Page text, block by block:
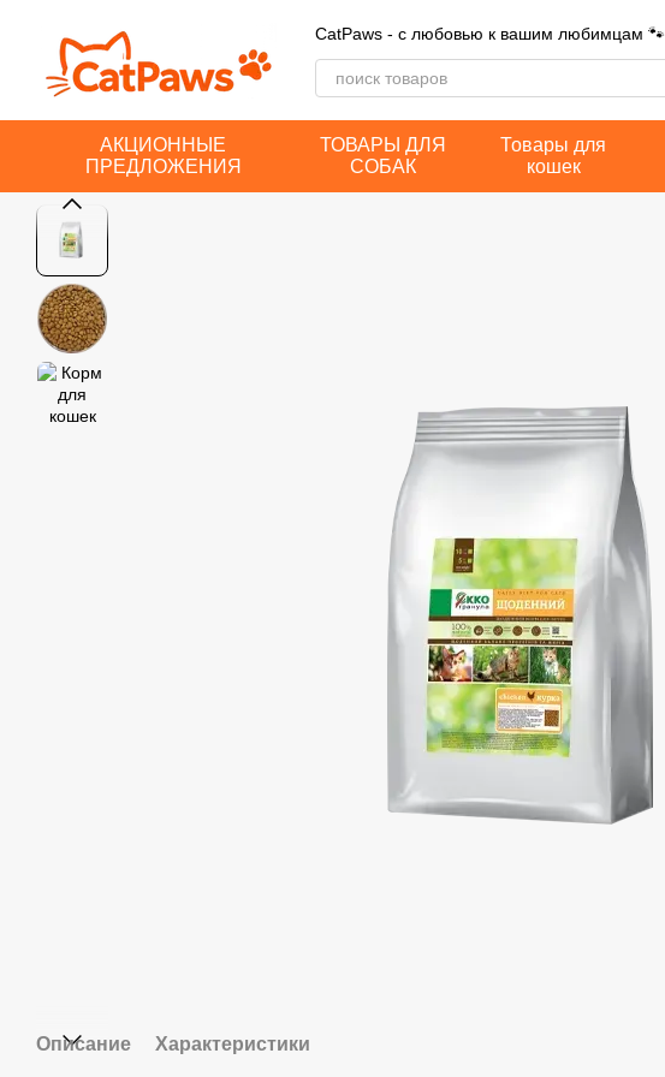
CatPaws - с любовью к вашим любимцам 🐾
АКЦИОННЫЕ
ПРЕДЛОЖЕНИЯ
ТОВАРЫ ДЛЯ
СОБАК
Товары для
кошек
Описание Характеристики